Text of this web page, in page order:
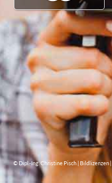
© Dipl.-Ing. Christine Pisch | Bildlizenzen|